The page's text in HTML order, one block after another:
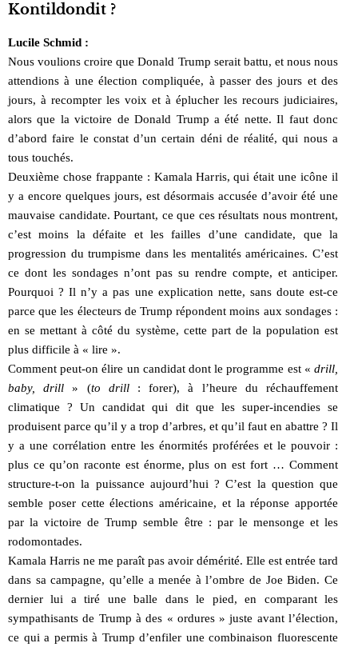
Kontildondit ?
Lucile Schmid :
Nous voulions croire que Donald Trump serait battu, et nous nous
attendions à une élection compliquée, à passer des jours et des
jours, à recompter les voix et à éplucher les recours judiciaires,
alors que la victoire de Donald Trump a été nette. Il faut donc
d’abord faire le constat d’un certain déni de réalité, qui nous a
tous touchés.
Deuxième chose frappante : Kamala Harris, qui était une icône il
y a encore quelques jours, est désormais accusée d’avoir été une
mauvaise candidate. Pourtant, ce que ces résultats nous montrent,
c’est moins la défaite et les failles d’une candidate, que la
progression du trumpisme dans les mentalités américaines. C’est
ce dont les sondages n’ont pas su rendre compte, et anticiper.
Pourquoi ? Il n’y a pas une explication nette, sans doute est-ce
parce que les électeurs de Trump répondent moins aux sondages :
en se mettant à côté du système, cette part de la population est
plus difficile à « lire ».
Comment peut-on élire un candidat dont le programme est « drill,
baby, drill » (to drill: forer), à l’heure du réchauffement
climatique ? Un candidat qui dit que les super-incendies se
produisent parce qu’il y a trop d’arbres, et qu’il faut en abattre ? Il
y a une corrélation entre les énormités proférées et le pouvoir :
plus ce qu’on raconte est énorme, plus on est fort … Comment
structure-t-on la puissance aujourd’hui ? C’est la question que
semble poser cette élections américaine, et la réponse apportée
par la victoire de Trump semble être : par le mensonge et les
rodomontades.
Kamala Harris ne me paraît pas avoir démérité. Elle est entrée tard
dans sa campagne, qu’elle a menée à l’ombre de Joe Biden. Ce
dernier lui a tiré une balle dans le pied, en comparant les
sympathisants de Trump à des « ordures » juste avant l’élection,
ce qui a permis à Trump d’enfiler une combinaison fluorescente